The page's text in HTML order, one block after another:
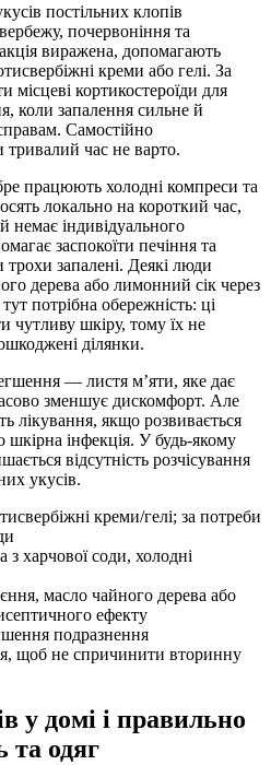
постільних клопів
почервоніння та
виражена, допомагають
креми або гелі. За
місцеві кортикостероїди для
коли запалення сильне й
Самостійно
тривалий час не варто.
працюють холодні компреси та
локально на короткий час,
індивідуального
заспокоїти печіння та
трохи запалені. Деякі люди
дерева або лимонний сік через
потрібна обережність: ці
чутливу шкіру, тому їх не
ділянки.
— листя м’яти, яке дає
зменшує дискомфорт. Але
лікування, якщо розвивається
шкірна інфекція. У будь-якому
відсутність розчісування
укусів.
креми/гелі; за потреби
харчової соди, холодні
масло чайного дерева або
ефекту
подразнення
щоб не спричинити вторинну
у домі і правильно
та одяг